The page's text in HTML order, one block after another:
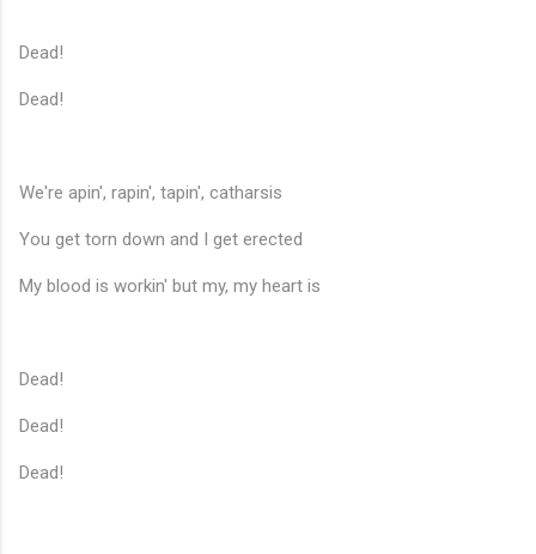
Dead!
Dead!
We're apin', rapin', tapin', catharsis
You get torn down and I get erected
My blood is workin' but my, my heart is
Dead!
Dead!
Dead!